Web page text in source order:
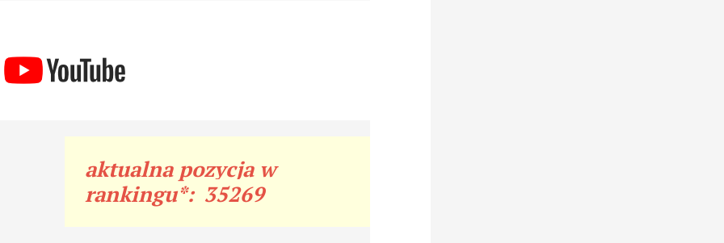
aktualna pozycja w
rankingu*: 35269